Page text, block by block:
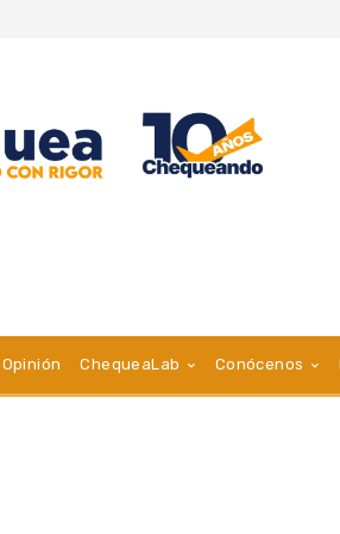
Opinión ChequeaLab Conócenos